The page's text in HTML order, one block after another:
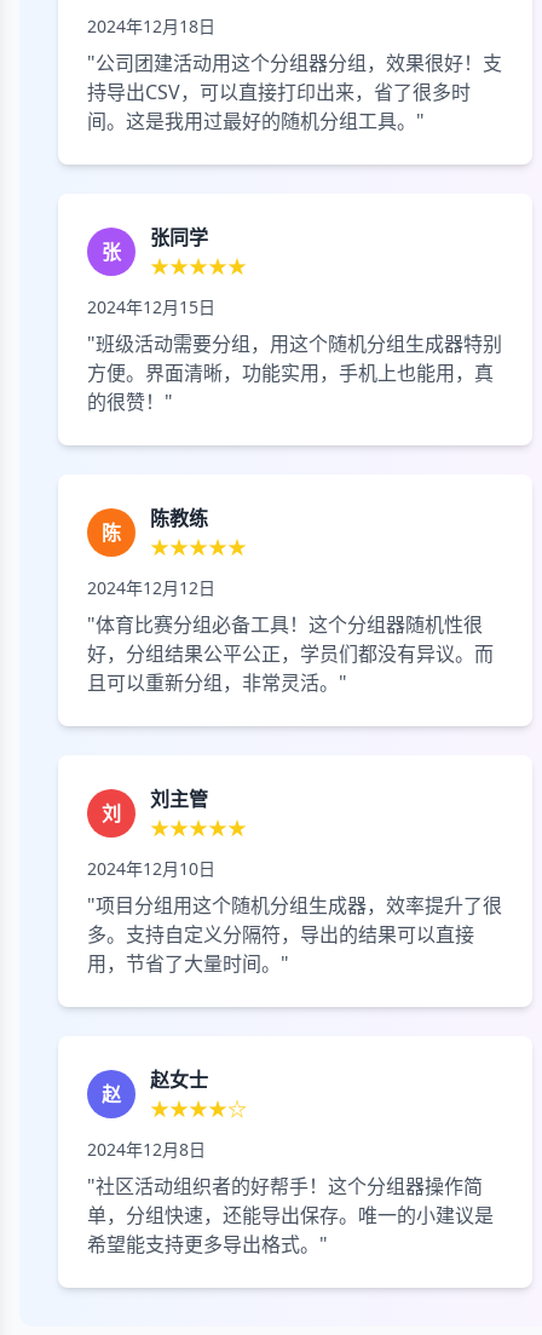
2024年12月18日
"公司团建活动用这个分组器分组，效果很好！支
持导出CSV，可以直接打印出来，省了很多时
间。这是我用过最好的随机分组工具。"
张
张同学
★★★★★
2024年12月15日
"班级活动需要分组，用这个随机分组生成器特别
方便。界面清晰，功能实用，手机上也能用，真
的很赞！"
陈
陈教练
★★★★★
2024年12月12日
"体育比赛分组必备工具！这个分组器随机性很
好，分组结果公平公正，学员们都没有异议。而
且可以重新分组，非常灵活。"
刘
刘主管
★★★★★
2024年12月10日
"项目分组用这个随机分组生成器，效率提升了很
多。支持自定义分隔符，导出的结果可以直接
用，节省了大量时间。"
赵
赵女士
★★★★☆
2024年12月8日
"社区活动组织者的好帮手！这个分组器操作简
单，分组快速，还能导出保存。唯一的小建议是
希望能支持更多导出格式。"